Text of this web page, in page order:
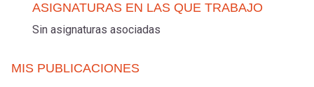
ASIGNATURAS EN LAS QUE TRABAJO
Sin asignaturas asociadas
MIS PUBLICACIONES